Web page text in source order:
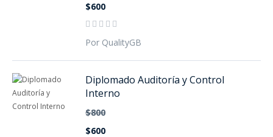
$600
Por QualityGB
Diplomado Auditoría y Control
Interno
$800
$600